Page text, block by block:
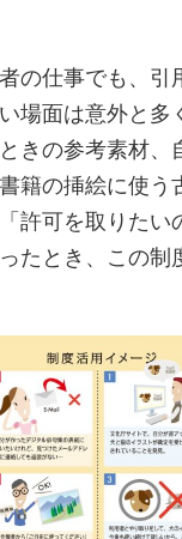
の仕事でも、引
場面は意外と多
きの参考素材、
籍の挿絵に使う
許可を取りたい
たとき、この制